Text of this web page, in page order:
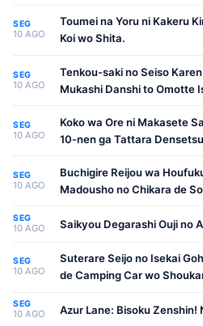
SEG
10 AGO
Toumei na Yoru ni Kakeru
Koi wo Shita.
SEG
10 AGO
Tenkou-saki no Seiso
Mukashi Danshi to Omotte
SEG
10 AGO
Koko wa Ore ni Makasete
10-nen ga Tattara
SEG
10 AGO
Buchigire Reijou wa
Madousho no Chikara de
SEG
10 AGO Saikyou Degarashi Ouji no
SEG
10 AGO
Suterare Seijo no Isekai
de Camping Car wo
SEG
10 AGO Azur Lane: Bisoku Zenshin!